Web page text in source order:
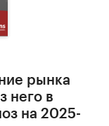
рынка
него в
на 2025-